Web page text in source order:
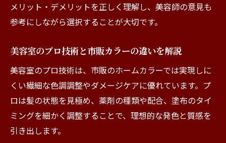
セルフカラー後の髪を守るアフターケア方
法
ンス法
セルフカラー後のダメージを最小限に抑え
る方法
美容室で相談できるセルフカラートラブル
対策
髪の健康を守りながらカラーを楽しむ方法
メリット・デメリットを正しく理解し、美容師の意見も
参考にしながら選択することが大切です。
美容室のプロ技術と市販カラーの違いを解説
美容室のプロ技術は、市販のホームカラーでは実現しに
くい繊細な色調調整やダメージケアに優れています。プ
ロは髪の状態を見極め、薬剤の種類や配合、塗布のタイ
ミングを細かく調整することで、理想的な発色と質感を
引き出します。